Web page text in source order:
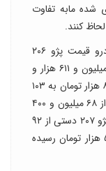
شده مابه تفاوت
در قیمت‌های جدید تیرماه شرکت ایران خودرو قیمت پژو ۲۰۶
تیپ ۲ از ۷۱ میلیون و ۶۰۰ هزار تومان به ۹۰ میلیون و ۶۱۱ هزار و
۵۰۰ تومان، پژو ۲۰۶ تیپ ۵ از ۸۲ میلیون و ۸۰۰ هزار تومان به ۱۰۳
میلیون و ۴۰۴ هزار تومان، پژو ۴۰۵ ال ایکس از ۶۸ میلیون و ۴۰۰
هزار تومان به ۹۱ میلیون و ۶۰۰ هزار تومان و پژو ۲۰۷ دستی از ۹۲
میلیون و۷۰۰ هزار تومان به ۱۲۲ میلیون و ۵۰۰ هزار تومان رسیده